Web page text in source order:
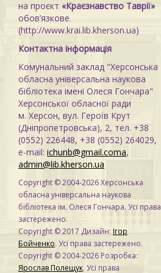
на проєкт «Краєзнавство Таврії»
обов’язкове
(http://www.krai.lib.kherson.ua)
Контактна інформація
Комунальний заклад "Херсонська
обласна універсальна наукова
бібліотека імені Олеся Гончара"
Херсонської обласної ради
м. Херсон, вул. Героїв Крут
(Дніпропетровська), 2, тел. +38
(0552) 226448, +38 (0552) 264029,
e-mail: ichunb@gmail.coma,
admin@lib.kherson.ua
Copyright © 2004-2026 Херсонська
обласна універсальна наукова
бібліотека ім. Олеся Гончара. Усі права
застережено.
Copyright © 2017 Дизайн: Ігор
Бойченко. Усі права застережено.
Copyright © 2004-2026 Розробка:
Ярослав Полещук. Усі права